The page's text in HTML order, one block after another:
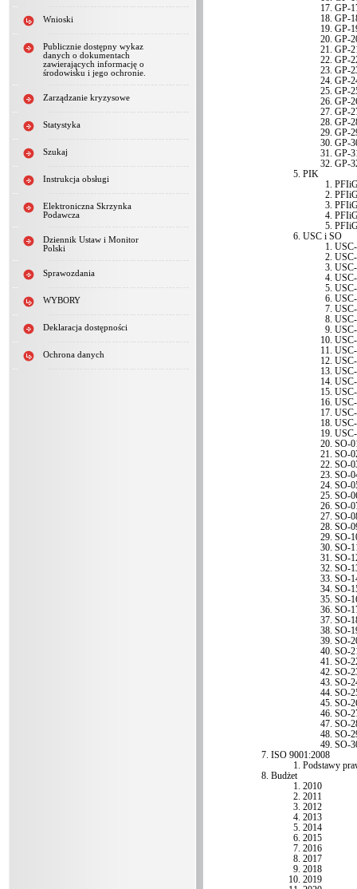
Wnioski
Publicznie dostępny wykaz
danych o dokumentach
zawierających informację o
środowisku i jego ochronie.
Zarządzanie kryzysowe
Statystyka
Szukaj
Instrukcja obsługi
Elektroniczna Skrzynka
Podawcza
Dziennik Ustaw i Monitor
Polski
Sprawozdania
WYBORY
Deklaracja dostępności
Ochrona danych
GP-
GP-
GP-
GP-
GP-
GP-
GP-
GP-
GP-
GP-
GP-
GP-
GP-
GP-
GP-
GP-
PIK
USC i SO
SO-
SO-
SO-
SO-
SO-
SO-
SO-
SO-
SO-
SO-
SO-
SO-
SO-
SO-
SO-
SO-
SO-
SO-
SO-
SO-
SO-
SO-
SO-
SO-
SO-
SO-
SO-
SO-
SO-
SO-
ISO 9001:2008
Podstawy
Budżet
2010
2011
2012
2013
2014
2015
2016
2017
2018
2019